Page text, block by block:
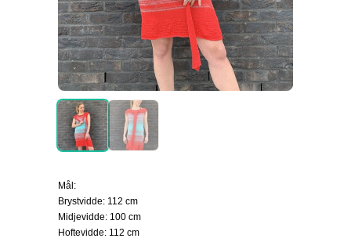
Mål:
Brystvidde: 112 cm
Midjevidde: 100 cm
Hoftevidde: 112 cm